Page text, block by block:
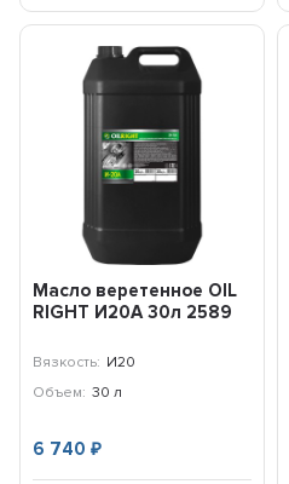
Масло веретенное OIL
RIGHT И20А 30л 2589
Вязкость: И20
Объем: 30 л
6 740₽